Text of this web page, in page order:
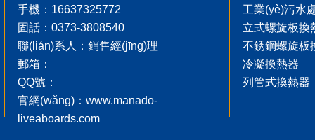
手機：16637325772
固話：0373-3808540
聯(lián)系人：銷售經(jīng)理
郵箱：
QQ號：
官網(wǎng)：www.manado-
liveaboards.com
工業(yè)污水
立式螺旋板換
不銹鋼螺旋板
冷凝換熱器
列管式換熱器